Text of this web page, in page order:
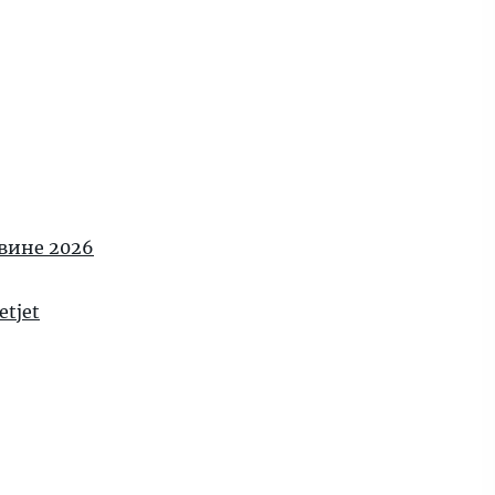
2026